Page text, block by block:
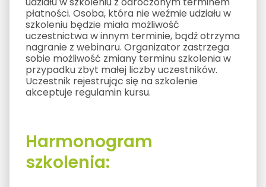
płatności. Osoba, która nie weźmie udziału w
szkoleniu będzie miała możliwość
uczestnictwa w innym terminie, bądź otrzyma
nagranie z webinaru. Organizator zastrzega
sobie możliwość zmiany terminu szkolenia w
przypadku zbyt małej liczby uczestników.
Uczestnik rejestrując się na szkolenie
akceptuje regulamin kursu.
Harmonogram
szkolenia: